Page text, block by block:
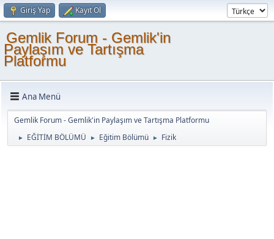
Giriş Yap Kayıt Ol
Gemlik Forum - Gemlik'in
Paylaşım ve Tartışma
Platformu
Ana Menü
Gemlik Forum - Gemlik'in Paylaşım ve Tartışma Platformu
► EĞİTİM BÖLÜMÜ ► Eğitim Bölümü ► Fizik